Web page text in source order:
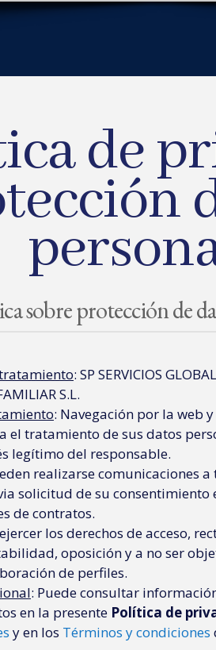
de
sobre protección de
: SP SERVICIOS
S.L.
: Navegación por la web
el tratamiento de sus datos
legítimo del responsable.
realizarse comunicaciones
solicitud de su
de contratos.
los derechos de acceso,
oposición y a no ser
de perfiles.
: Puede consultar
en la presente Política de
y en los Términos y condiciones